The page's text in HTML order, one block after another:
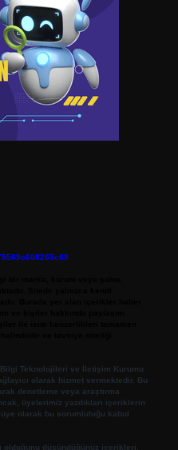
Teknolojileri ve İletişim Kurumu
olarak hizmet vermektedir. Bu
denetleme veya araştırma
üyelerimiz yazdıkları içeriklerin
olarak bu sorumluluğu kabul
olduğunu düşündüğünüz içerikleri,